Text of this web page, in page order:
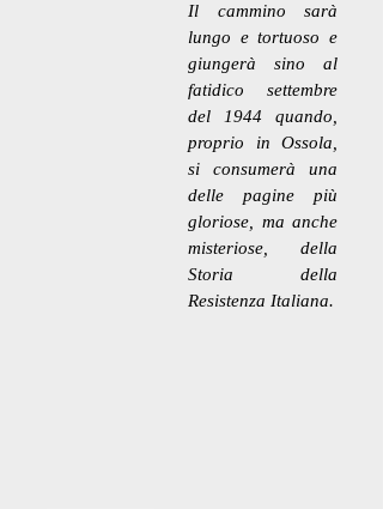
Il cammino sarà
lungo e tortuoso e
giungerà sino al
fatidico settembre
del 1944 quando,
proprio in Ossola,
si consumerà una
delle pagine più
gloriose, ma anche
misteriose, della
Storia della
Resistenza Italiana.